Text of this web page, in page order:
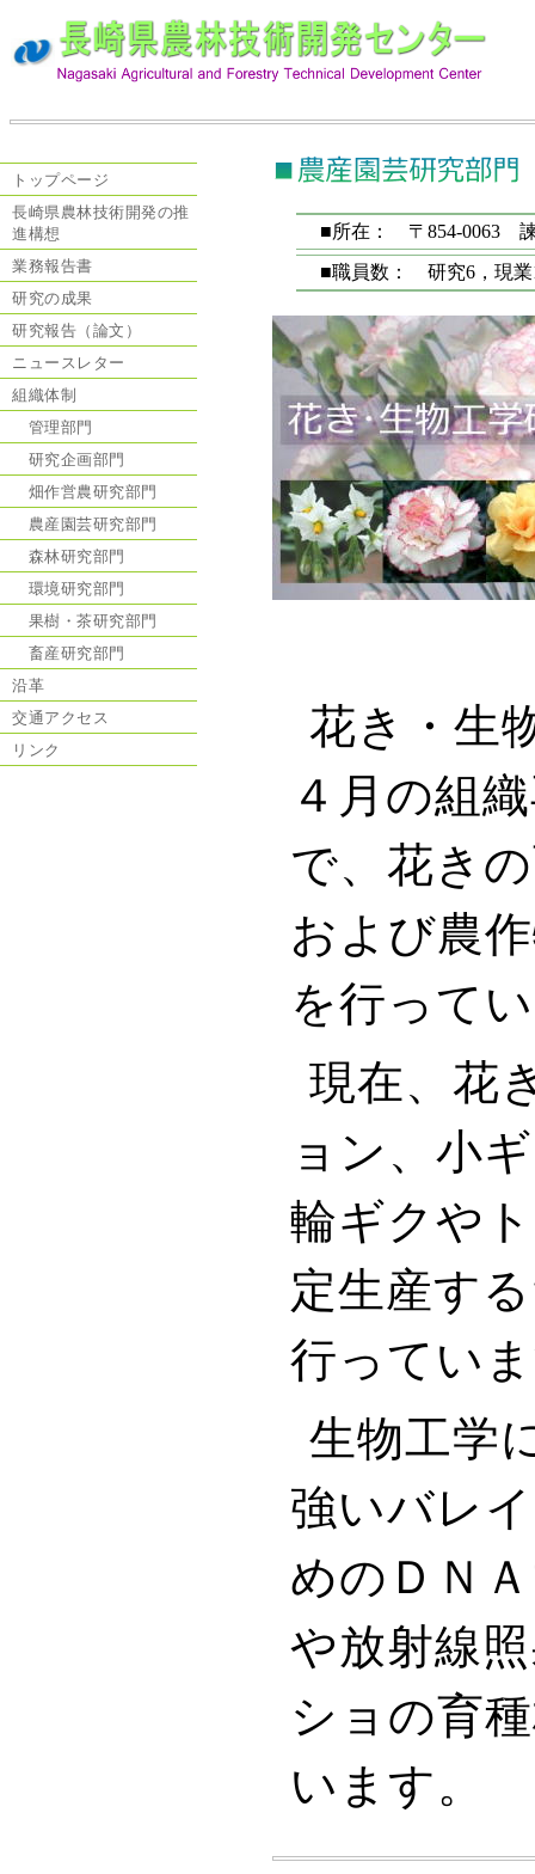
■所在： 〒854-0063 諫
■職員数： 研究6，現業
花き・生
４月の組
で、花き
および農
を行って
現在、花
ョン、小
輪ギクや
定生産す
行ってい
生物工学
強いバレ
めのＤＮ
や放射線
ショの育
います。
トップページ
長崎県農林技術開発の推
進構想
業務報告書
研究の成果
研究報告（論文）
ニュースレター
組織体制
管理部門
研究企画部門
畑作営農研究部門
農産園芸研究部門
森林研究部門
環境研究部門
果樹・茶研究部門
畜産研究部門
沿革
交通アクセス
リンク